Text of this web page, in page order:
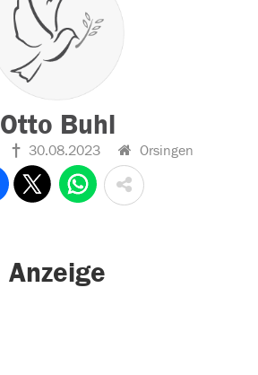
Otto Buhl
30.08.2023 Orsingen
Anzeige